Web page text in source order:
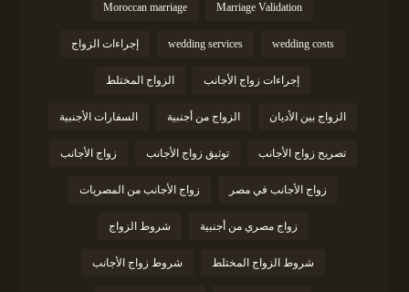
Marriage Validation
Moroccan marriage
wedding costs
wedding services إجراءات الزواج
إجراءات زواج الأجانب الزواج المختلط
الزواج بين الأديان الزواج من أجنبية السفارات الأجنبية
تصريح زواج الأجانب توثيق زواج الأجانب زواج الأجانب
زواج الأجانب في مصر زواج الأجانب من المصريات
زواج مصري من أجنبية شروط الزواج
شروط الزواج المختلط شروط زواج الأجانب